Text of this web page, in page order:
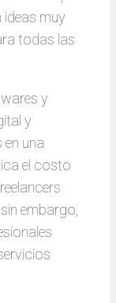
muy
todas las
y
y
una
el costo
embargo,